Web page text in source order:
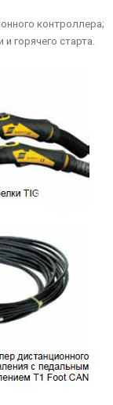
контроллера;
горячего старта.